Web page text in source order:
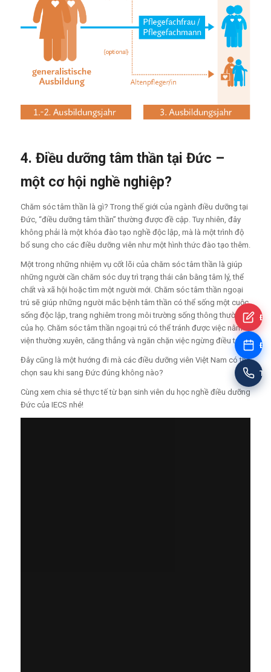
4. Điều dưỡng tâm thần tại Đức –
một cơ hội nghề nghiệp?
Chăm sóc tâm thần là gì? Trong thế giới của ngành điều dưỡng tại
Đức, “điều dưỡng tâm thần” thường được đề cập. Tuy nhiên, đây
không phải là một khóa đào tạo nghề độc lập, mà là một trình độ
bổ sung cho các điều dưỡng viên như một hình thức đào tạo thêm.
Một trong những nhiệm vụ cốt lõi của chăm sóc tâm thần là giúp
những người cần chăm sóc duy trì trạng thái cân bằng tâm lý, thể
chất và xã hội hoặc tìm một người mới. Chăm sóc tâm thần ngoại
trú sẽ giúp những người mắc bệnh tâm thần có thể sống một cuộc
sống độc lập, trang nghiêm trong môi trường sống thông thường
của họ. Chăm sóc tâm thần ngoại trú có thể tránh được việc nằm
viện thường xuyên, căng thẳng và ngăn chặn việc ngừng điều trị.
Đây cũng là một hướng đi mà các điều dưỡng viên Việt Nam có thể
chọn sau khi sang Đức đúng không nào?
Cùng xem chia sẻ thực tế từ bạn sinh viên du học nghề điều dưỡng
Đức của IECS nhé!
Tư